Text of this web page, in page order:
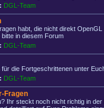
DGL-Team
habt, die nicht direkt
bitte in diesem Forum
DGL-Team
für die Fortgeschrittenen unter
DGL-Team
Fragen
Ihr steckt noch nicht richtig in